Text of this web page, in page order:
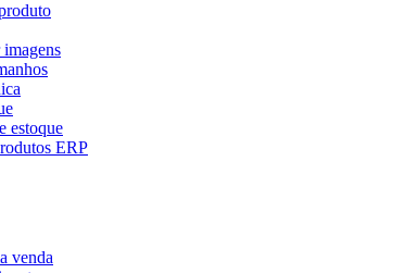
estoque
ERP
venda